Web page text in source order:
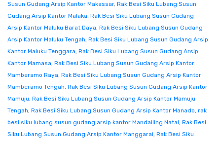
Susun Gudang Arsip Kantor Makassar, Rak Besi Siku Lubang Susun
Gudang Arsip Kantor Malaka, Rak Besi Siku Lubang Susun Gudang
Arsip Kantor Maluku Barat Daya, Rak Besi Siku Lubang Susun Gudang
Arsip Kantor Maluku Tengah, Rak Besi Siku Lubang Susun Gudang Arsip
Kantor Maluku Tenggara, Rak Besi Siku Lubang Susun Gudang Arsip
Kantor Mamasa, Rak Besi Siku Lubang Susun Gudang Arsip Kantor
Mamberamo Raya, Rak Besi Siku Lubang Susun Gudang Arsip Kantor
Mamberamo Tengah, Rak Besi Siku Lubang Susun Gudang Arsip Kantor
Mamuju, Rak Besi Siku Lubang Susun Gudang Arsip Kantor Mamuju
Tengah, Rak Besi Siku Lubang Susun Gudang Arsip Kantor Manado, rak
besi siku lubang susun gudang arsip kantor Mandailing Natal, Rak Besi
Siku Lubang Susun Gudang Arsip Kantor Manggarai, Rak Besi Siku